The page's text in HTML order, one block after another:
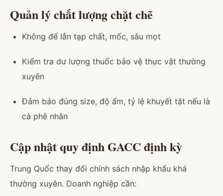
Quản lý chất lượng chặt chẽ
Không để lẫn tạp chất, mốc, sâu mọt
Kiểm tra dư lượng thuốc bảo vệ thực vật thường
xuyên
Đảm bảo đúng size, độ ẩm, tỷ lệ khuyết tật nếu là
cà phê nhân
Cập nhật quy định GACC định kỳ
Trung Quốc thay đổi chính sách nhập khẩu khá
thường xuyên. Doanh nghiệp cần: